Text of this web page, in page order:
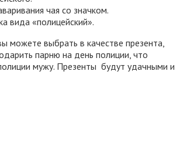
чая со значком.
вида «полицейский».
можете выбрать в качестве презента,
парню на день полиции, что
мужу. Презенты будут удачными и